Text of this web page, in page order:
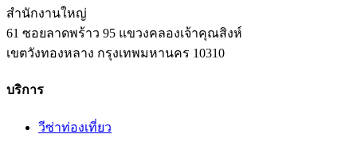
สำนักงานใหญ่
61 ซอยลาดพร้าว 95 แขวงคลองเจ้าคุณสิงห์
เขตวังทองหลาง กรุงเทพมหานคร 10310
บริการ
วีซ่าท่องเที่ยว